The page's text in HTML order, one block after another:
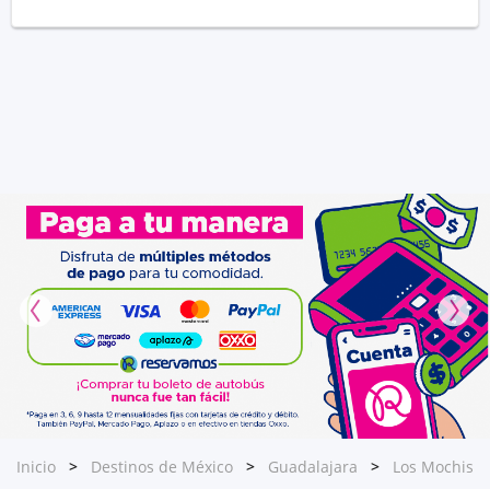
Inicio Destinos de México Guadalajara Los Mochis